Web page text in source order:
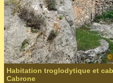
Habitation troglodytique et
Cabrone